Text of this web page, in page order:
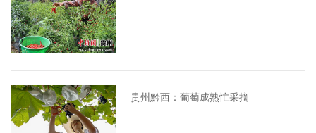
贵州黔西：葡萄成熟忙采摘